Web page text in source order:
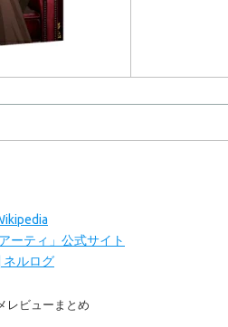
ーティ」公式サイト
ネルログ
レビューまとめ